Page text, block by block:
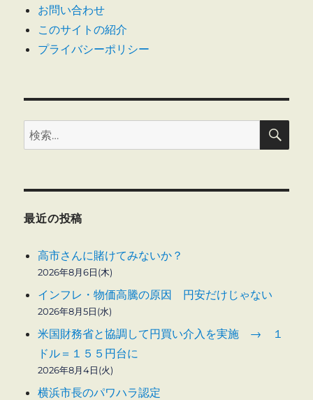
お問い合わせ
このサイトの紹介
プライバシーポリシー
検
索:
検
最近の投稿
高市さんに賭けてみないか？
2026年8月6日(木)
インフレ・物価高騰の原因 円安だけじゃない
2026年8月5日(水)
米国財務省と協調して円買い介入を実施 → １
ドル＝１５５円台に
2026年8月4日(火)
横浜市長のパワハラ認定